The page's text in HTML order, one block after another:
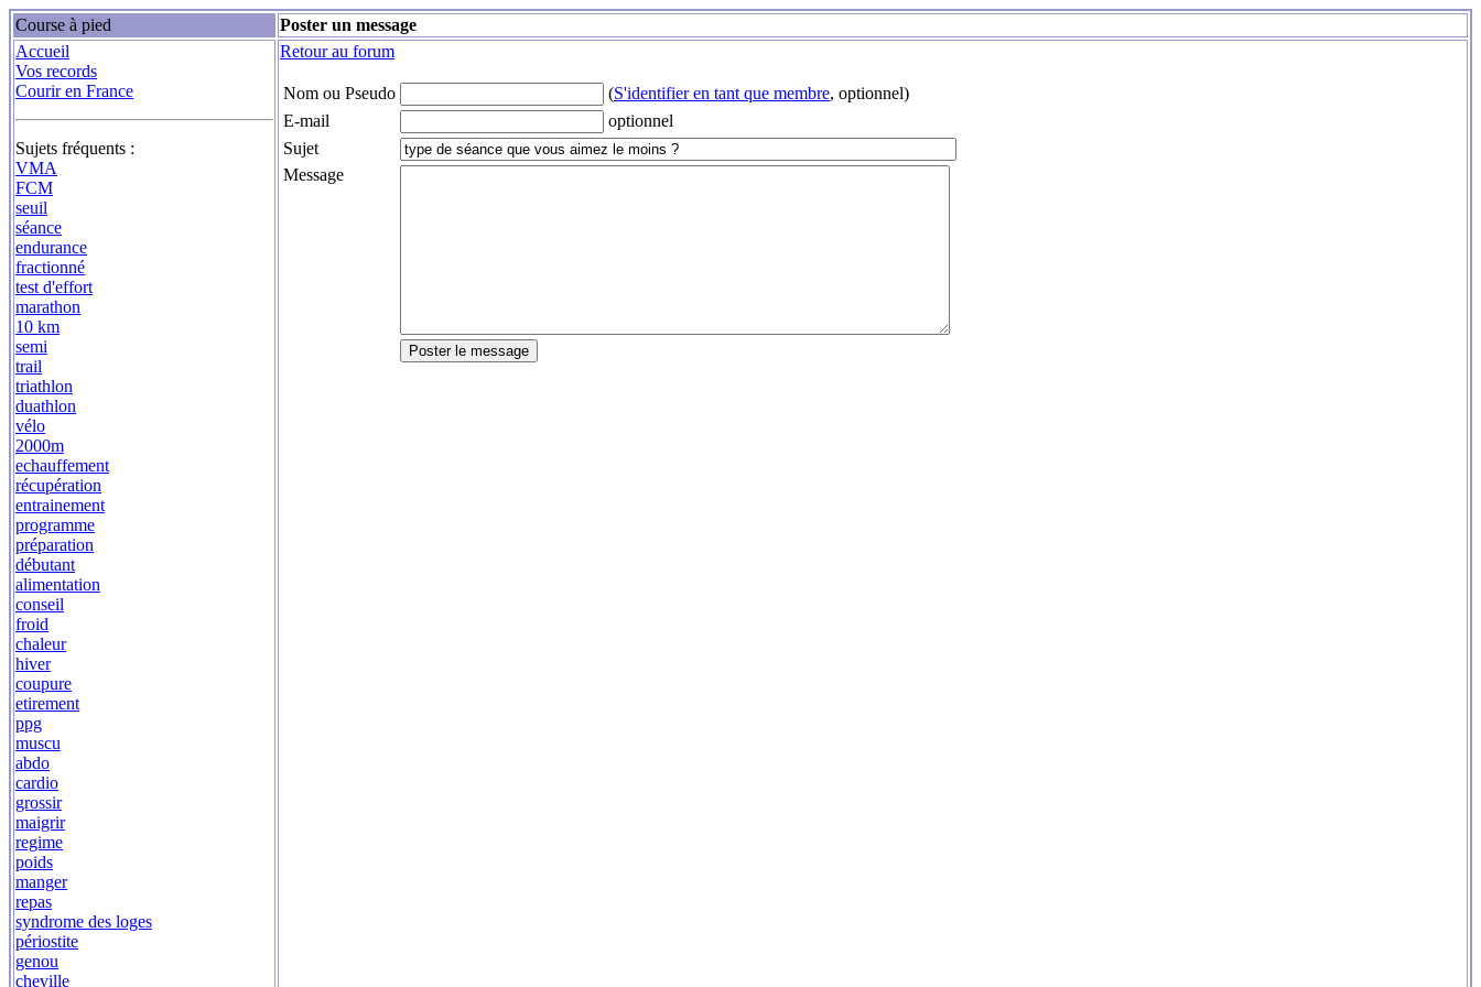
Course à pied
Poster un message
Accueil
Vos records
Courir en France
Sujets fréquents :
VMA
FCM
seuil
séance
endurance
fractionné
test d'effort
marathon
10 km
semi
trail
triathlon
duathlon
vélo
2000m
echauffement
récupération
entrainement
programme
préparation
débutant
alimentation
conseil
froid
chaleur
hiver
coupure
etirement
ppg
muscu
abdo
cardio
grossir
maigrir
regime
poids
manger
repas
syndrome des loges
périostite
genou
cheville
Retour au forum
Nom ou Pseudo (S'identifier en tant que membre, optionnel)
E-mail
optionnel
Sujet
Message